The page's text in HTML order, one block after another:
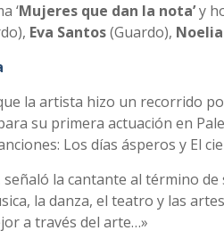
‘Mujeres que dan la nota’y
Eva Santos(Guardo),
la artista hizo un recorrido
su primera actuación en
Los días ásperos y El
señaló la cantante al término
la danza, el teatro y las
a través del arte…»